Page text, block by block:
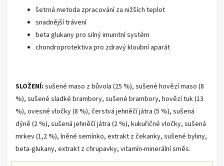
šetrná metoda zpracování za nižších teplot
snadnější trávení
beta glukany pro silný imunitní systém
chondroprotektiva pro zdravý kloubní aparát
SLOŽENÍ: sušené maso z bůvola (25 %), sušené hovězí maso (8
%), sušené sladké brambory, sušené brambory, hovězí tuk (13
%), ovesné vločky (8 %), čerstvá jehněčí játra (5 %), sušená
dýně (2 %), sušená jehněčí játra (2 %), kukuřičné vločky, sušená
mrkev (1,2 %), lněné semínko, extrakt z čekanky, sušené byliny,
beta-glukany, extrakt z chrupavky, vitamín-minerální směs.